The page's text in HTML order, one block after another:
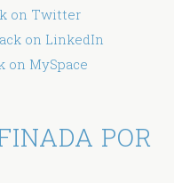
POR